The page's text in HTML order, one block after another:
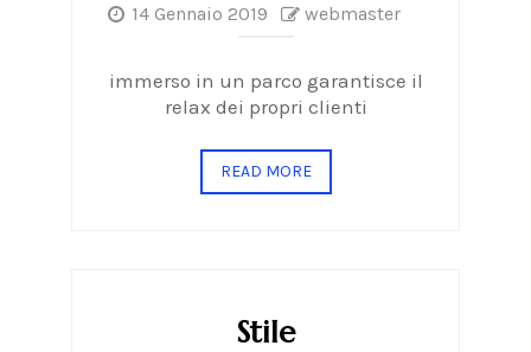
14 Gennaio 2019 webmaster
immerso in un parco garantisce il
relax dei propri clienti
READ MORE
Stile